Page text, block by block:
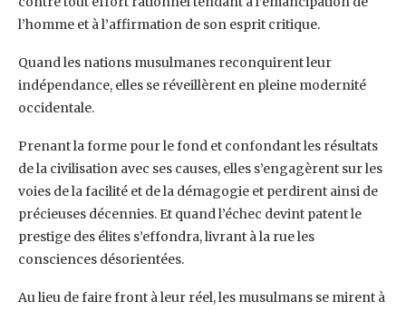
l’homme et à l’affirmation de son esprit critique.
Quand les nations musulmanes reconquirent leur
indépendance, elles se réveillèrent en pleine modernité
occidentale.
Prenant la forme pour le fond et confondant les résultats
de la civilisation avec ses causes, elles s’engagèrent sur les
voies de la facilité et de la démagogie et perdirent ainsi de
précieuses décennies. Et quand l’échec devint patent le
prestige des élites s’effondra, livrant à la rue les
consciences désorientées.
Au lieu de faire front à leur réel, les musulmans se mirent à